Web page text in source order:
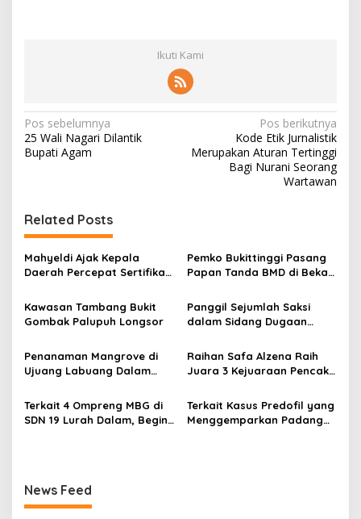
Ikuti Kami
N
a
g
a
s
i
p
o
s
Pos sebelumnya
25 Wali Nagari Dilantik
Bupati Agam
Pos berikutnya
Kode Etik Jurnalistik
Merupakan Aturan Tertinggi
Bagi Nurani Seorang
Wartawan
Related Posts
Mahyeldi Ajak Kepala
Daerah Percepat Sertifikasi
Pusat Ekosistem Halal
Nasional
Pemko Bukittinggi Pasang
Papan Tanda BMD di Bekas
Kawasan Tambang Bukit
Gombak Palupuh Longsor
Panggil Sejumlah Saksi
dalam Sidang Dugaan
Terdakwa Haji DS
Penanaman Mangrove di
Ujuang Labuang Dalam
Sedunia
Raihan Safa Alzena Raih
Juara 3 Kejuaraan Pencak
Sumatera Barat
Terkait 4 Ompreng MBG di
SDN 19 Lurah Dalam, Begini
Terkait Kasus Predofil yang
Menggemparkan Padang
News Feed